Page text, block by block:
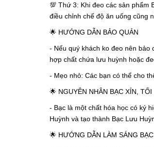
💯 Thứ 3: Khi đeo các sản phẩm
điều chỉnh chế độ ăn uống cũng
🌟 HƯỚNG DẪN BẢO QUẢN
- Nếu quý khách ko đeo nên bảo
hợp chất chứa lưu huỳnh hoặc
- Mẹo nhỏ: Các bạn có thể cho
🌟 NGUYÊN NHÂN BẠC XỈN, TỐI
- Bạc là một chất hóa học có ký
Huỳnh và tạo thành Bạc Lưu
🌟 HƯỚNG DẪN LÀM SÁNG BẠC